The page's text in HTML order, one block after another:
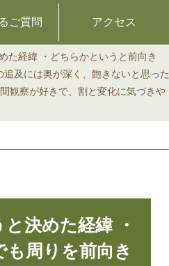
ご質問 アクセス
た経緯 ・どちらかというと前向き
及には奥が深く、飽きないと思った
観察が好きで、割と変化に気づきや
決めた経緯 ・
周りを前向き